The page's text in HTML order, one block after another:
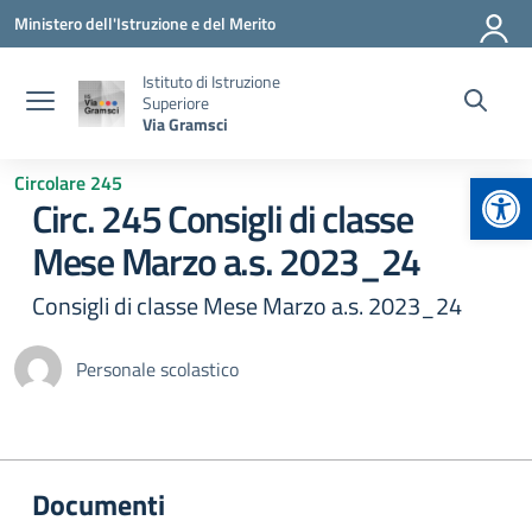
Vai ai contenuti
Vai al menu di navigazione
Vai al footer
Ministero dell'Istruzione e del Merito
Istituto di Istruzione
Superiore
Via Gramsci
Circolare 245
Circ. 245 Consigli di classe
Mese Marzo a.s. 2023_24
Consigli di classe Mese Marzo a.s. 2023_24
Personale scolastico
Documenti